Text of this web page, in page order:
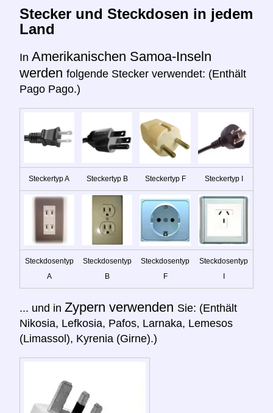
Stecker und Steckdosen in jedem
Land
In Amerikanischen Samoa-Inseln
werden folgende Stecker verwendet: (Enthält
Pago Pago.)
Steckertyp A Steckertyp B Steckertyp F Steckertyp I
Steckdosentyp
A
Steckdosentyp
B
Steckdosentyp
F
Steckdosentyp
I
... und in Zypern verwenden Sie: (Enthält
Nikosia, Lefkosia, Pafos, Larnaka, Lemesos
(Limassol), Kyrenia (Girne).)